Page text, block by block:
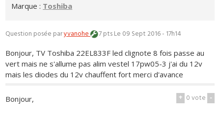
Marque : Toshiba
Question posée paryvanohe 7 ptsLe 09 Sept 2016 - 17h14
Bonjour, TV Toshiba 22EL833F led clignote 8 fois passe au
vert mais ne s'allume pas alim vestel 17pw05-3 j'ai du 12v
mais les diodes du 12v chauffent fort merci d'avance
+ 0vote -
Bonjour,